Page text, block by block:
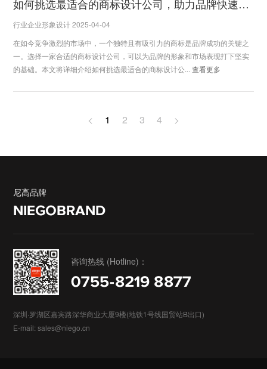
如何挑选最适合的商标设计公司，助力品牌快速崛起
行业企业形象设计 2025-04-04
在如今竞争激烈的市场中，一个独特且有吸引力的商标是品牌成功的关键之
一。选择一家合适的商标设计公司，可以为品牌的形象和市场表现打下坚实
的基础。本文将详细介绍如何挑选最适合的商标设计公...查看更多
< 1 2 3 4 >
尼高品牌
NIEGOBRAND
咨询热线 (Hotline)：
0755-8219 8877
深圳·罗湖区嘉宾路深华商业大厦9楼(地铁1号线国贸站B出口)
E-mail: sales@niego.cn